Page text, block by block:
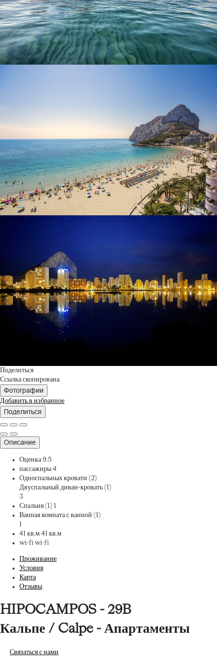
Поделиться
Ссылка скопирована
Фотографии
Добавить в избранное
Поделиться
Описание
Оценка 9.5
пассажиры 4
Односпальных кровати (2)
Двуспальный диван-кровать (1)
3
Спальня (1) 1
Ванная комната с ванной (1)
1
41 кв.м 41 кв.м
wi-fi wi-fi
Проживание
Условия
Карта
Отзывы
HIPOCAMPOS - 29B
Кальпе / Calpe - Апартаменты
Связаться с нами